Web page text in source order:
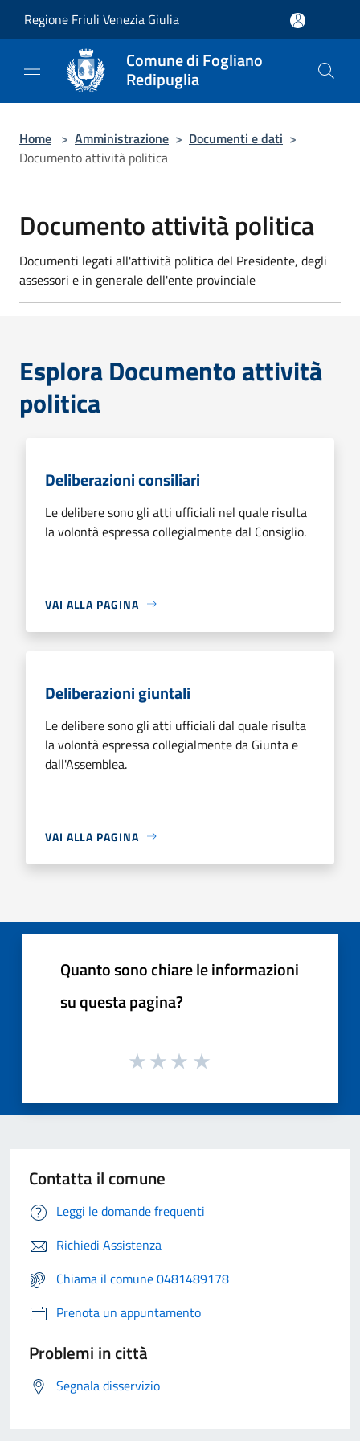
Regione Friuli Venezia Giulia
Comune di Fogliano
Redipuglia
Home > Amministrazione > Documenti e dati >
Documento attività politica
Documento attività politica
Documenti legati all'attività politica del Presidente, degli
assessori e in generale dell'ente provinciale
Esplora Documento attività
politica
Deliberazioni consiliari
Le delibere sono gli atti ufficiali nel quale risulta
la volontà espressa collegialmente dal Consiglio.
VAI ALLA PAGINA
Deliberazioni giuntali
Le delibere sono gli atti ufficiali dal quale risulta
la volontà espressa collegialmente da Giunta e
dall'Assemblea.
VAI ALLA PAGINA
Quanto sono chiare le informazioni
su questa pagina?
Contatta il comune
Leggi le domande frequenti
Richiedi Assistenza
Chiama il comune 0481489178
Prenota un appuntamento
Problemi in città
Segnala disservizio